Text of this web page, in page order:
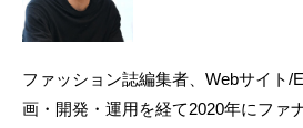
ファッション誌編集者、Webサイト/
画・開発・運用を経て2020年にファ